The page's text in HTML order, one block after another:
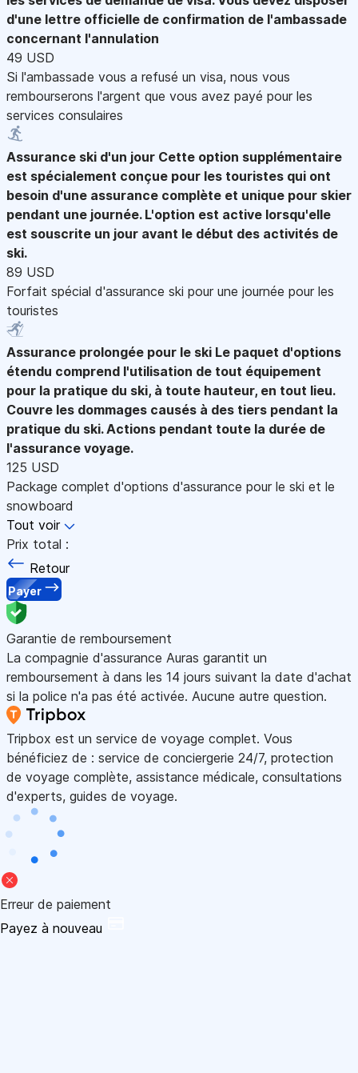
d'une lettre officielle de confirmation de l'ambassade
concernant l'annulation
49 USD
Si l'ambassade vous a refusé un visa, nous vous
rembourserons l'argent que vous avez payé pour les
services consulaires
Assurance ski d'un jour Cette option supplémentaire
est spécialement conçue pour les touristes qui ont
besoin d'une assurance complète et unique pour skier
pendant une journée. L'option est active lorsqu'elle
est souscrite un jour avant le début des activités de
ski.
89 USD
Forfait spécial d'assurance ski pour une journée pour les
touristes
Assurance prolongée pour le ski Le paquet d'options
étendu comprend l'utilisation de tout équipement
pour la pratique du ski, à toute hauteur, en tout lieu.
Couvre les dommages causés à des tiers pendant la
pratique du ski. Actions pendant toute la durée de
l'assurance voyage.
125 USD
Package complet d'options d'assurance pour le ski et le
snowboard
Tout voir
Prix total :
Retour
Payer
Garantie de remboursement
La compagnie d'assurance Auras garantit un
remboursement à dans les 14 jours suivant la date d'achat
si la police n'a pas été activée. Aucune autre question.
Tripbox est un service de voyage complet. Vous
bénéficiez de : service de conciergerie 24/7, protection
de voyage complète, assistance médicale, consultations
d'experts, guides de voyage.
Erreur de paiement
Payez à nouveau